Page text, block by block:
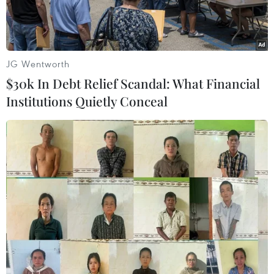
Khách du lịch tại Bali, Indonesia. (Ảnh: AFP/TTXVN)
Theo phóng viên TTXVN tại Indonesia, "thiên
đường nghỉ dưỡng" Bali của nước này đã bắt
đầu áp thuế 150.000 rupiah (10 USD) đối với du
khách nước ngoài đến từ ngày 13/2, để bảo tồn
JG Wentworth
$30k In Debt Relief Scandal: What Financial
Institutions Quietly Conceal